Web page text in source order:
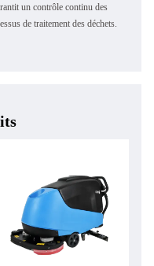
un contrôle continu des
de traitement des déchets.